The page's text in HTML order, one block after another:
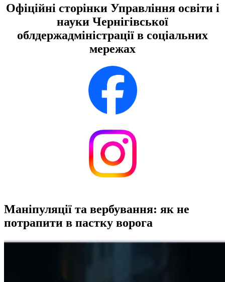
Офіційні сторінки Управління освіти і
науки Чернігівської
облдержадміністрації в соціальних
мережах
Маніпуляції та вербування: як не
потрапити в пастку ворога